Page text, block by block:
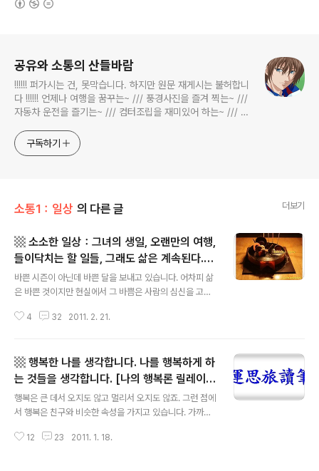
공유와 소통의 산들바람
!!!!!! 퍼가시는 건, 못막습니다. 하지만 원문 재게시는 불허합니
다 !!!!!! 언제나 여행을 꿈꾸는~ /// 풍경사진을 즐겨 찍는~ ///
자동차 운전을 즐기는~ /// 컴터조립을 재미있어 하는~ /// 고
식하는 미드가 있는~ /// 사회적 이슈에 발언하는~ 不老巨
구독하기
소통1：일상 의 다른 글 더보기
▩ 소소한 일상：그녀의 생일, 오랜만의 여행,
들이닥치는 할 일들, 그래도 삶은 계속된다.
▩
바쁜 시즌이 아닌데 바쁜 달을 보내고 있습니다. 어차피 삶
은 바쁜 것이지만 현실에서 그 바쁨은 사람의 심신을 고단
둥글게 둥글게 살아가야죠. 바쁜 일상을 둥글게 소화하려
낌의 블로깅이지만 '나 여기 살고 있소'라는 생존 신고이기
도 합니다. 2월의 소소한 일상을 적어봅니다. ▩ 소소한 일
상：그녀의 생일, 오랜만의 여행, 들이닥치는 할 일들, ...
▩ { #1 } 그녀의 생일이 지난 주에. "태어나 줘서 고마워!"
생일에 제가 건네는 말은 "태어나 줘서 고마워"라죠. 좀 손
발 오글 멘트인가요? 누구를 만나고 사랑하는 일도 원초적
4 32 2011. 2. 21.
▩ 행복한 나를 생각합니다. 나를 행복하게 하
는 것들을 생각합니다. [나의 행복론 릴레이]
▩
행복은 큰 데서 오지도 않고 멀리서 오지도 않죠. 그런 점에
서 행복은 친구와 비슷한 속성을 가지고 있습니다. 가까이
별 거 아니지요. 일상 속에 있다고 봅니다. 우리를 행복하지
12 23 2011. 1. 18.